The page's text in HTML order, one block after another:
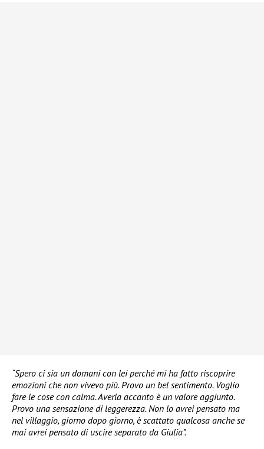
“Spero ci sia un domani con lei perché mi ha fatto riscoprire
emozioni che non vivevo più. Provo un bel sentimento. Voglio
fare le cose con calma. Averla accanto è un valore aggiunto.
Provo una sensazione di leggerezza. Non lo avrei pensato ma
nel villaggio, giorno dopo giorno, è scattato qualcosa anche se
mai avrei pensato di uscire separato da Giulia”.